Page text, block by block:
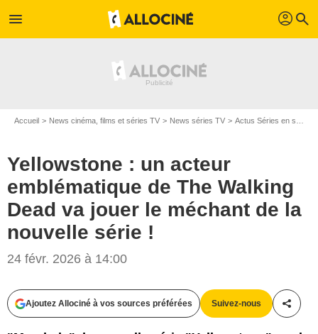
menu profil search
Accueil News cinéma, films et séries TV News séries TV Actus Séries en streaming
Yellowstone : un acteur
emblématique de The Walking
Dead va jouer le méchant de la
nouvelle série !
24 févr. 2026 à 14:00
Ajoutez Allociné à vos sources préférées Suivez-nous